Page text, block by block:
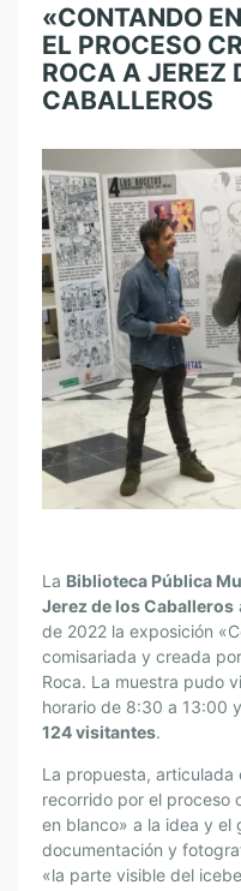
«CONTANDO
EL PROCESO
ROCA A JEREZ
CABALLEROS
La Biblioteca Pública
Jerez de los Caballeros
de 2022 la exposición «
comisariada y creada
Roca. La muestra pudo
horario de 8:30 a 13:00
124 visitantes.
La propuesta, articulada
recorrido por el proceso
en blanco» a la idea y el
documentación y
«la parte visible del